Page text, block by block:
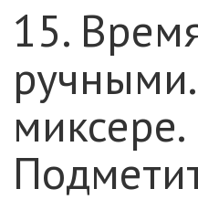
15.